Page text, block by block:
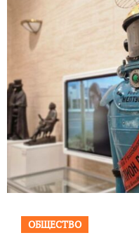
ОБЩЕСТВО